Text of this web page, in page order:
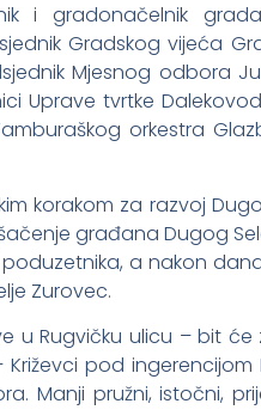
i gradonačelnik
Gradskog vijeća
Mjesnog odbora
Uprave tvrtke
orkestra
korakom za razvoj
građana Dugog
a nakon
Zurovec.
u Rugvičku ulicu – bit
pod ingerencijom
Manji pružni, istočni,